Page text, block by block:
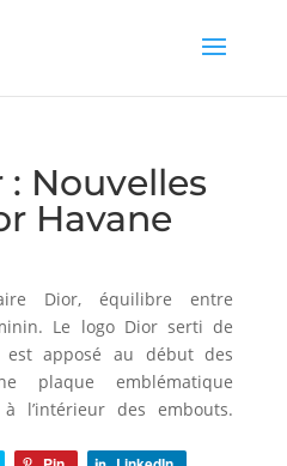
Nouvelles
Havane
Dior, équilibre entre
Le logo Dior serti de
est apposé au début des
plaque emblématique
l’intérieur des embouts.